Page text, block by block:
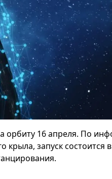
орбиту 16 апреля. По
крыла, запуск состоится в